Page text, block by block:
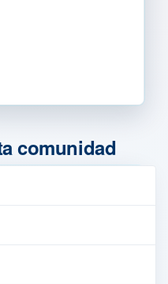
comunidad